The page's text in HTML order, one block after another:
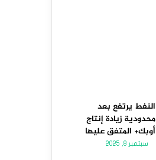
النفط يرتفع بعد
محدودية زيادة إنتاج
أوبك+ المتفق عليها
سبتمبر 8, 2025